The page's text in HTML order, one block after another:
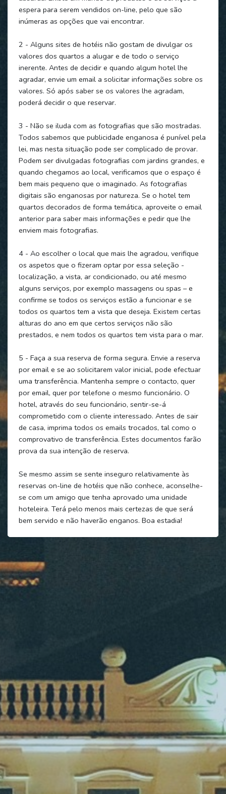
espera para serem vendidos on-line, pelo que são
inúmeras as opções que vai encontrar.
2 - Alguns sites de hotéis não gostam de divulgar os
valores dos quartos a alugar e de todo o serviço
inerente. Antes de decidir e quando algum hotel lhe
agradar, envie um email a solicitar informações sobre os
valores. Só após saber se os valores lhe agradam,
poderá decidir o que reservar.
3 - Não se iluda com as fotografias que são mostradas.
Todos sabemos que publicidade enganosa é punível pela
lei, mas nesta situação pode ser complicado de provar.
Podem ser divulgadas fotografias com jardins grandes, e
quando chegamos ao local, verificamos que o espaço é
bem mais pequeno que o imaginado. As fotografias
digitais são enganosas por natureza. Se o hotel tem
quartos decorados de forma temática, aproveite o email
anterior para saber mais informações e pedir que lhe
enviem mais fotografias.
4 - Ao escolher o local que mais lhe agradou, verifique
os aspetos que o fizeram optar por essa seleção -
localização, a vista, ar condicionado, ou até mesmo
alguns serviços, por exemplo massagens ou spas – e
confirme se todos os serviços estão a funcionar e se
todos os quartos tem a vista que deseja. Existem certas
alturas do ano em que certos serviços não são
prestados, e nem todos os quartos tem vista para o mar.
5 - Faça a sua reserva de forma segura. Envie a reserva
por email e se ao solicitarem valor inicial, pode efectuar
uma transferência. Mantenha sempre o contacto, quer
por email, quer por telefone o mesmo funcionário. O
hotel, através do seu funcionário, sentir-se-á
comprometido com o cliente interessado. Antes de sair
de casa, imprima todos os emails trocados, tal como o
comprovativo de transferência. Estes documentos farão
prova da sua intenção de reserva.
Se mesmo assim se sente inseguro relativamente às
reservas on-line de hotéis que não conhece, aconselhe-
se com um amigo que tenha aprovado uma unidade
hoteleira. Terá pelo menos mais certezas de que será
bem servido e não haverão enganos. Boa estadia!